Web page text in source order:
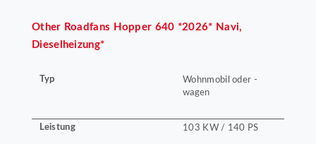
Other Roadfans Hopper 640 *2026* Navi,
Dieselheizung*
Typ
Wohnmobil oder -
wagen
Leistung 103 KW / 140 PS